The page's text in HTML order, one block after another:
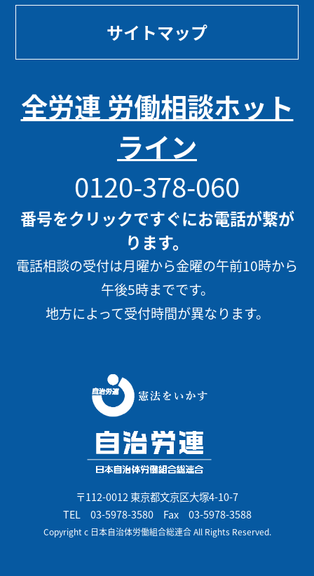
サイトマップ
全労連 労働相談ホット
ライン
0120-378-060
番号をクリックですぐにお電話が繋が
ります。
電話相談の受付は月曜から金曜の午前10時から
午後5時までです。
地方によって受付時間が異なります。
〒112-0012 東京都文京区大塚4-10-7
TEL 03-5978-3580Fax 03-5978-3588
Copyright c 日本自治体労働組合総連合 All Rights Reserved.